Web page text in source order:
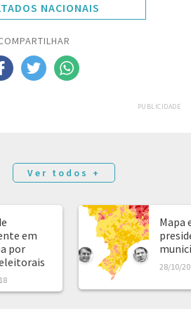
NACIONAIS
PUBLICIDADE
Ver todos +
em
por
Mapa
28/10/